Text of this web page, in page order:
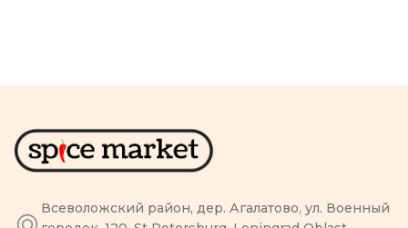
Всеволожский район, дер. Агалатово, ул. Военный